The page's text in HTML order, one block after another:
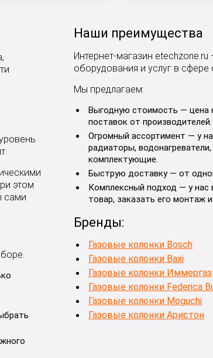
этом
сами
Наши преимущества
Интернет-магазин
оборудования и услуг в
Мы предлагаем:
Выгодную стоимость — цена
поставок от производителей.
Огромный ассортимент — у
радиаторы,
комплектующие.
Быструю доставку — от
Комплексный подход — у
товар, заказать его монтаж
Бренды:
Газовые колонки Bosch
Газовые колонки Baxi
Газовые колонки Иммергаз
Газовые колонки Federica
Газовые колонки Moguchi
Газовые колонки Аристон